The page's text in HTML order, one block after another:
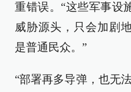
重错误。“这些军事设
威胁源头，只会加剧
是普通民众。”
“部署再多导弹，也无